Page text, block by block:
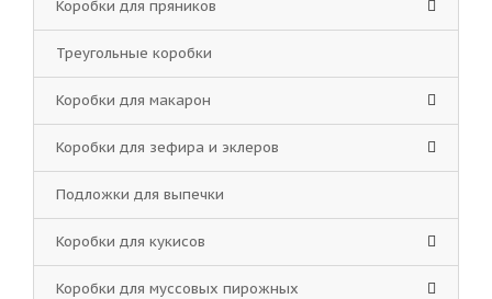
Коробки для пряников
Треугольные коробки
Коробки для макарон
Коробки для зефира и эклеров
Подложки для выпечки
Коробки для кукисов
Коробки для муссовых пирожных